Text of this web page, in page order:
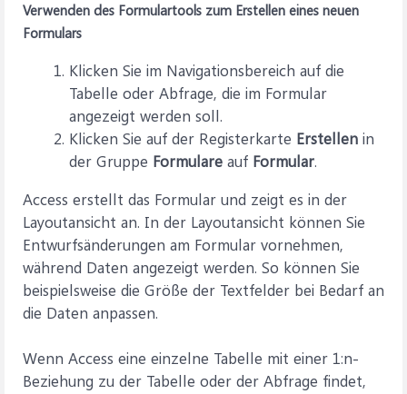
Verwenden des Formulartools zum Erstellen eines neuen
Formulars
Klicken Sie im Navigationsbereich auf die
Tabelle oder Abfrage, die im Formular
angezeigt werden soll.
Klicken Sie auf der Registerkarte Erstellen in
der Gruppe Formulare auf Formular.
Access erstellt das Formular und zeigt es in der
Layoutansicht an. In der Layoutansicht können Sie
Entwurfsänderungen am Formular vornehmen,
während Daten angezeigt werden. So können Sie
beispielsweise die Größe der Textfelder bei Bedarf an
die Daten anpassen.
Wenn Access eine einzelne Tabelle mit einer 1:n-
Beziehung zu der Tabelle oder der Abfrage findet,